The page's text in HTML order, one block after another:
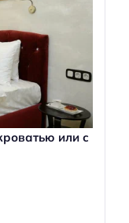
или с